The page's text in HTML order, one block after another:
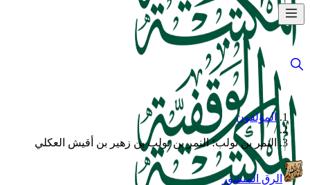
المؤلفون
/
النمر بن تولب؛ النمر بن تولب بن زهير بن أقيش العكلي
الرق المنشور